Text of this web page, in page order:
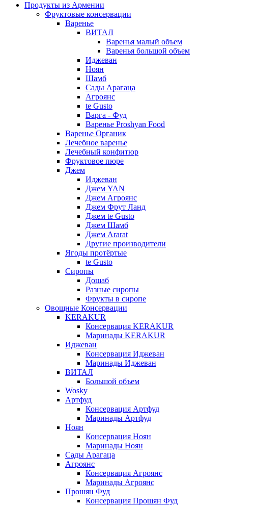
Продукты из Армении
Фруктовые консервации
Варенье
ВИТАЛ
Варенья малый объем
Варенья большой объем
Иджеван
Ноян
Шамб
Сады Арагаца
Агроянс
te Gusto
Варга - Фуд
Варенье Proshyan Food
Варенье Органик
Лечебное варенье
Лечебный конфитюр
Фруктовое пюре
Джем
Иджеван
Джем YAN
Джем Агроянс
Джем Фрут Ланд
Джем te Gusto
Джем Шамб
Джем Ararat
Другие производители
Ягоды протёртые
te Gusto
Сиропы
Дошаб
Разные сиропы
Фрукты в сиропе
Овощные Консервации
KERAKUR
Консервация KERAKUR
Маринады KERAKUR
Иджеван
Консервация Иджеван
Маринады Иджеван
ВИТАЛ
Большой объем
Wosky
Артфуд
Консервация Артфуд
Маринады Артфуд
Ноян
Консервация Ноян
Маринады Ноян
Сады Арагаца
Агроянс
Консервация Агроянс
Маринады Агроянс
Прошян Фуд
Консервация Прошян Фуд